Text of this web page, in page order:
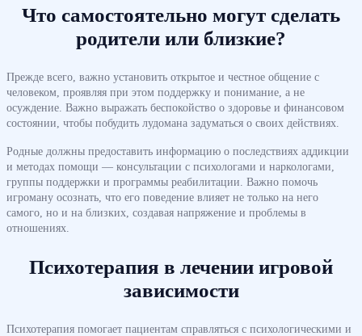
Что самостоятельно могут сделать
родители или близкие?
Прежде всего, важно установить открытое и честное общение с
человеком, проявляя при этом поддержку и понимание, а не
осуждение. Важно выражать беспокойство о здоровье и финансовом
состоянии, чтобы побудить лудомана задуматься о своих действиях.
Родные должны предоставить информацию о последствиях аддикции
и методах помощи — консультации с психологами и наркологами,
группы поддержки и программы реабилитации. Важно помочь
игроману осознать, что его поведение влияет не только на него
самого, но и на близких, создавая напряжение и проблемы в
отношениях.
Психотерапия в лечении игровой
зависимости
Психотерапия помогает пациентам справляться с психологическими и